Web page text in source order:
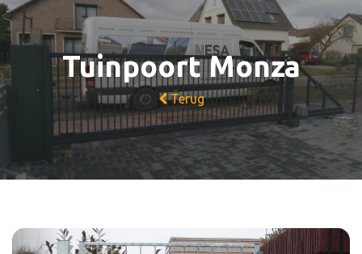
Tuinpoort Monza
Terug
Previous Next